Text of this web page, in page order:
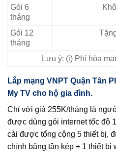
Gói 6
tháng
Gói 12
tháng
Lưu ý: (i) Phí hòa
Lắp mạng VNPT Quận Tân
My TV cho hộ gia đình.
Chỉ với giá 255K/tháng là
được dùng gói internet tốc độ
cài được tổng cộng 5 thiết bị,
chính băng tần kép + 1 thiết bị